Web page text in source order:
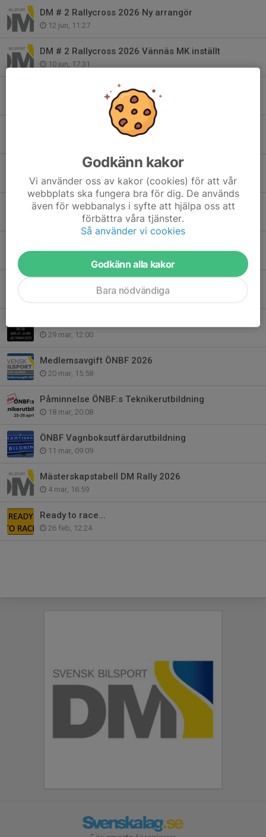
DM # 2 Rallycross 2026 Ny arrangör
12 jun, 11:27
DM # 2 Rallycross 2026 Vännäs MK inställt
10 jun, 17:31
Justeringar DM Rallycross 2026
Förarlicensutbildning Folkrace
4 maj, 16:46
När blir det godkänt?
15 apr, 17:53
29 mar, 12:00
Medlemsavgift ÖNBF 2026
20 mar, 15:58
Påminnelse ÖNBF:s Teknikerutbildning
18 mar, 20:08
ÖNBF Vagnboksutfärdarutbildning
11 mar, 09:09
Mästerskapstabell DM Rally 2026
4 mar, 16:59
Ready to race...
26 feb, 12:24
Godkänn kakor
Vi använder oss av kakor (cookies) för att vår
webbplats ska fungera bra för dig. De används
även för webbanalys i syfte att hjälpa oss att
förbättra våra tjänster.
Så använder vi cookies
Godkänn alla kakor
Bara nödvändiga